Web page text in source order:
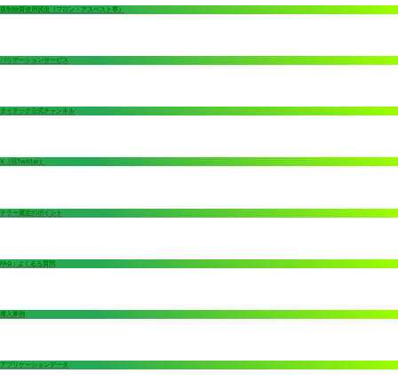
規制物質使用状況（フロン・アスベスト等）
バリデーションサービス
タイテック公式チャンネル
X（旧Twitter）
チラー選定のポイント
FAQ：よくある質問
導入事例
アプリケーションデータ